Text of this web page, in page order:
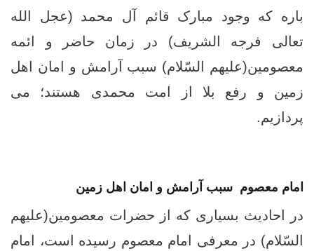
باره که وجود مبارک قائم آل محمد (عجل الله
تعالی فرجه الشریف) در زمان حاضر و ائمه
معصومین(علیهم السّلام) سبب آرامش و امان اهل
زمین و رفع بلا از امت محمدی هستند؛ می
پردازیم.
امام معصوم سبب آرامش و امان اهل زمین
در احادیث بسیاری که از حضرات معصومین(علیهم
السّلام) در معرفی امام معصوم رسیده است، امام